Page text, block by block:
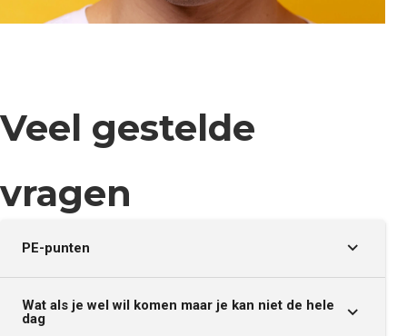
Veel gestelde
vragen
PE-punten
Wat als je wel wil komen maar je kan niet de hele
dag